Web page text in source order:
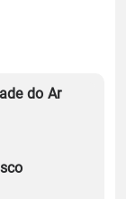
do Ar